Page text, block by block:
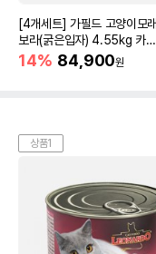
[4개세트] 가필드 고양이모래
보라(굵은입자) 4.55kg 카사
바모래
14% 84,900원
상품1